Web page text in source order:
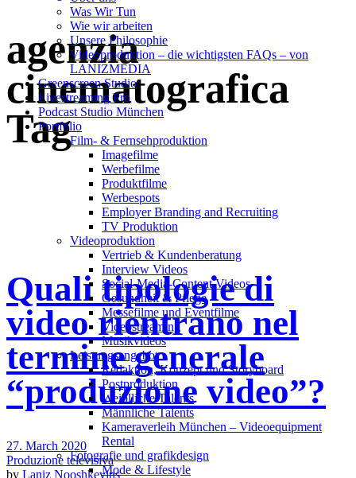
Was Wir Tun
Wie wir arbeiten
Unsere Philosophie
Videoproduktion – die wichtigsten FAQs – von
LANIZMEDIA
Greenscreen Studio
Livestreaming Pro
Podcast Studio München
Portfolio
Film- & Fernsehproduktion
Imagefilme
Werbefilme
Produktfilme
Werbespots
Employer Branding and Recruiting
TV Produktion
Videoproduktion
Vertrieb & Kundenberatung
Interview Videos
Social-Media-Content Videos
Gesundheit & Pflege
Mes­se­filme und Eventfilme
Video­strea­ming
Musikvideos
Leis­tungs­an­ge­bot
Redak­ti­on, Kon­zept und Storyboard
Post­pro­duk­ti­on
Weiblliche Talents
Männliche Talents
Kameraverleih München – Videoequipment
Rental
Fotografie und grafikdesign
Mode & Lifestyle
agenzia
cinematografica
Tag
Quali tipologie di
video rientrano nel
termine generale
“produzione video”?
27. March 2020
Produzione televisiva
by Laniz Nooshkevins